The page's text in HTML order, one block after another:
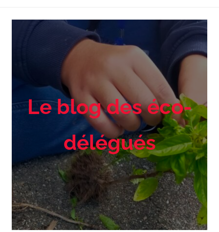
Le blog des éco-
délégués